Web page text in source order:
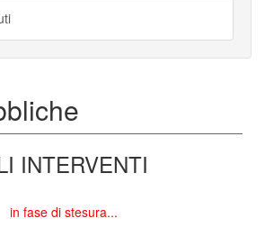
INTERVENTI
in fase di stesura...